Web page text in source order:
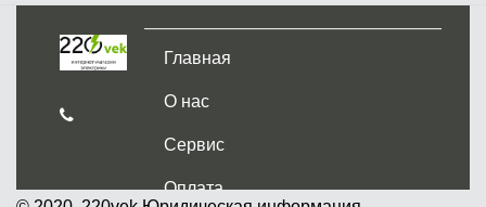
Главная
О нас
Сервис
Оплата